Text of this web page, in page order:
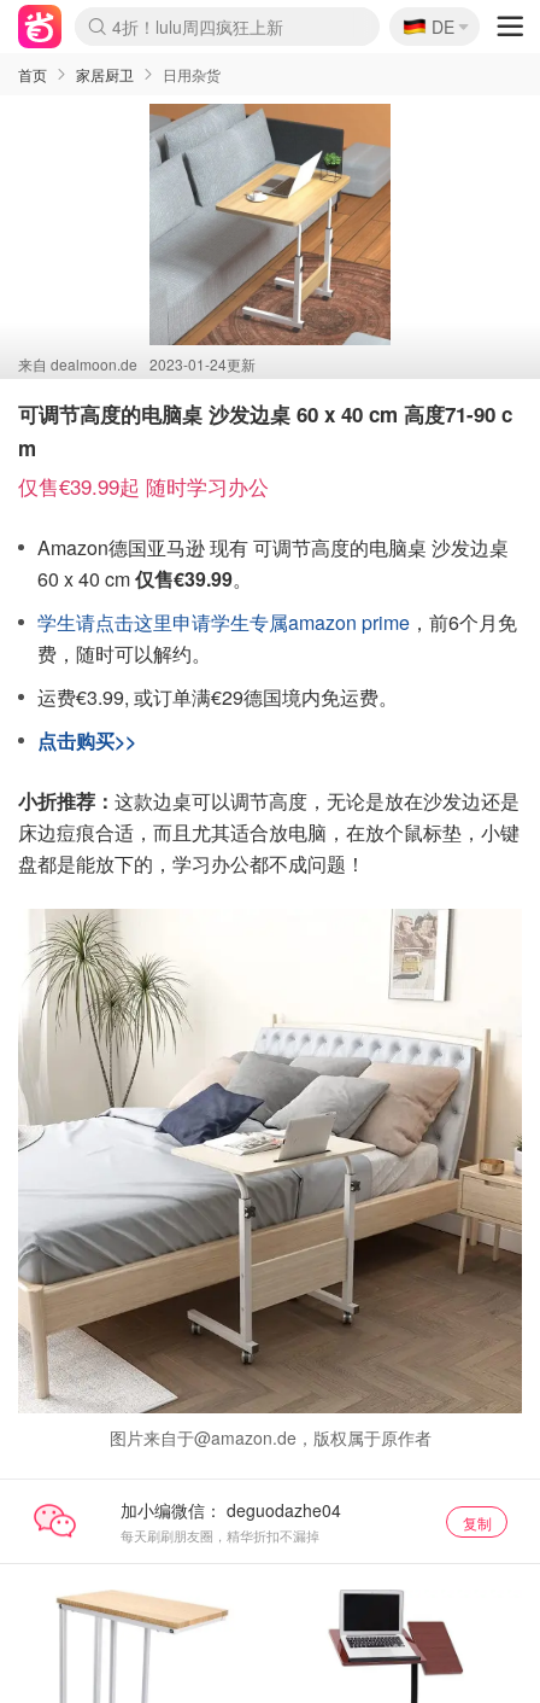
Boticinal 夏促开抢！
4折！lulu周四疯狂上新
还没结束！&OtherStories大促
Joybuy变相75折 随时失效
速领！Stanley独家85折
疑似霸哥！Camper额外叠85折
Zalando 奥莱闪促！每日更新
Moncler反季囤！5折起+叠9折
Coach Brooklyn仅€192
🇩🇪
DE
首页 家居厨卫 日用杂货
来自 dealmoon.de 2023-01-24更新
可调节高度的电脑桌 沙发边桌 60 x 40 cm 高度71-90 c
m
仅售€39.99起 随时学习办公
Amazon德国亚马逊 现有 可调节高度的电脑桌 沙发边桌
60 x 40 cm仅售€39.99。
学生请点击这里申请学生专属amazon prime ，前6个月免
费，随时可以解约。
运费€3.99, 或订单满€29德国境内免运费。
点击购买>>
小折推荐： 这款边桌可以调节高度，无论是放在沙发边还是
床边痘痕合适，而且尤其适合放电脑，在放个鼠标垫，小键
盘都是能放下的，学习办公都不成问题！
图片来自于@amazon.de，版权属于原作者
加小编微信：
每天刷刷朋友圈，精华折扣不漏掉
复制